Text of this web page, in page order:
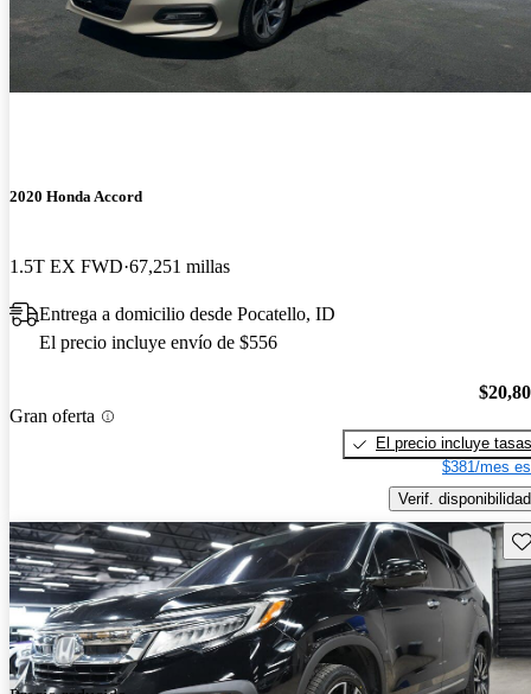
2020 Honda Accord
1.5T EX FWD 67,251 millas
Entrega a domicilio desde Pocatello, ID
El precio incluye envío de $556
Gran oferta
El precio incluye tasas
$381/mes
Verif. disponibilidad